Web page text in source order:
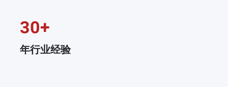
30+
年行业经验